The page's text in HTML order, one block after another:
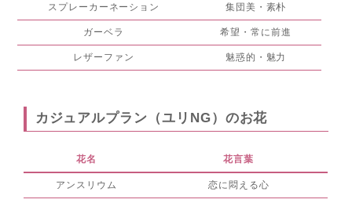
スプレーカーネーション 集団美・素朴
ガーベラ 希望・常に前進
レザーファン 魅惑的・魅力
カジュアルプラン（ユリNG）のお花
花名 花言葉
アンスリウム 恋に悶える心